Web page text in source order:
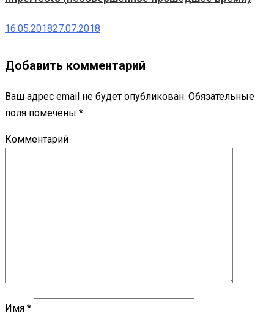
16.05.201827.07.2018
Добавить комментарий
Ваш адрес email не будет опубликован. Обязательные
поля помечены *
Комментарий
Имя *